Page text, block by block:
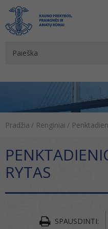
Pradžia / Renginiai /
RYTAS
SPAUSDINTI: